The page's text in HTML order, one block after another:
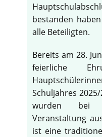
bestanden
alle Beteiligten.
Bereits am 28.
feierliche
Schuljahres
wurden bei
Veranstaltung
ist eine